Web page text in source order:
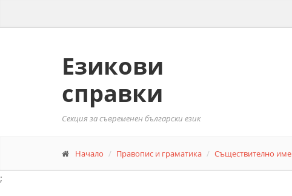
Езикови
справки
Секция за съвременен български език
Начало Правопис и граматика Съществително име
;